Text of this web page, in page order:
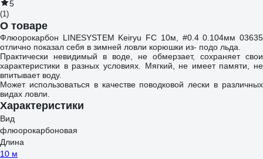
5
(1)
О товаре
Флюорокарбон LINESYSTEM Keiryu FC 10м, #0.4 0.104мм 03635
отлично показал себя в зимней ловли корюшки из- подо льда.
Практически невидимый в воде, не обмерзает, сохраняет свои
характеристики в разных условиях. Мягкий, не имеет памяти, не
впитывает воду.
Может использоваться в качестве поводковой лески в различных
видах ловли.
Характеристики
Вид
флюорокарбоновая
Длина
10 м